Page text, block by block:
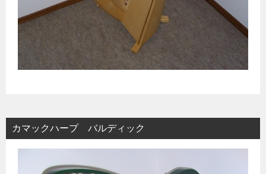
カマックハープ バルディック